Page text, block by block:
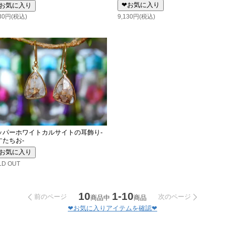
気に入り
円(税込)
❤お気に入り
9,130円(税込)
パーホワイトカルサイトの耳飾り-
たちお-
気に入り
OUT
前のページ 10商品中 1-10商品
次のページ
❤お気に入りアイテムを確認❤